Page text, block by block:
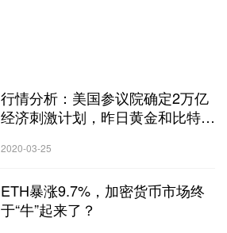
行情分析：美国参议院确定2万亿
经济刺激计划，昨日黄金和比特币
2020-03-25
ETH暴涨9.7%，加密货币市场终
于“牛”起来了？